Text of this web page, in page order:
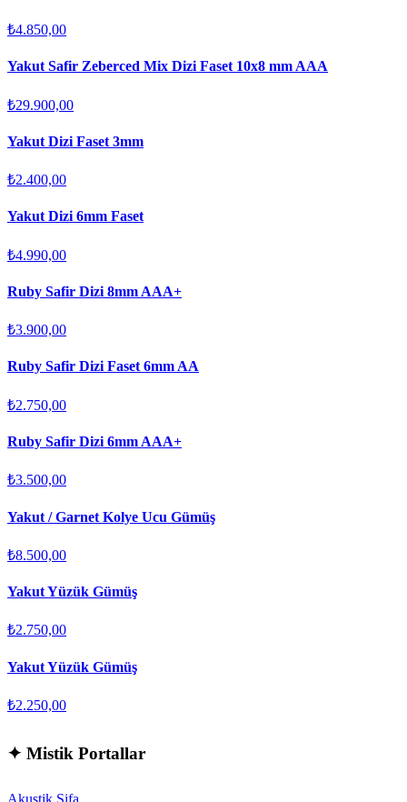
₺4.850,00
Yakut Safir Zeberced Mix Dizi Faset 10x8 mm AAA
₺29.900,00
Yakut Dizi Faset 3mm
₺2.400,00
Yakut Dizi 6mm Faset
₺4.990,00
Ruby Safir Dizi 8mm AAA+
₺3.900,00
Ruby Safir Dizi Faset 6mm AA
₺2.750,00
Ruby Safir Dizi 6mm AAA+
₺3.500,00
Yakut / Garnet Kolye Ucu Gümüş
₺8.500,00
Yakut Yüzük Gümüş
₺2.750,00
Yakut Yüzük Gümüş
₺2.250,00
✦ Mistik Portallar
Akustik Şifa